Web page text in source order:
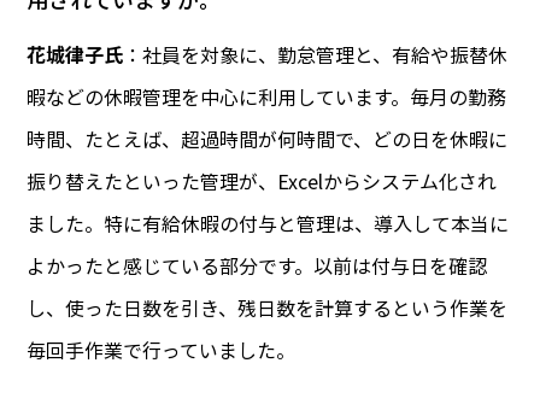
花城律子氏 ：社員を対象に、勤怠管理と、有給や振替休
暇などの休暇管理を中心に利用しています。毎月の勤務
時間、たとえば、超過時間が何時間で、どの日を休暇に
振り替えたといった管理が、Excelからシステム化され
ました。特に有給休暇の付与と管理は、導入して本当に
よかったと感じている部分です。以前は付与日を確認
し、使った日数を引き、残日数を計算するという作業を
毎回手作業で行っていました。